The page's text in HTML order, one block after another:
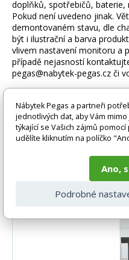
doplňků, spotřebičů, baterie,
Pokud není uvedeno jinak.
demontovaném stavu, dle
být i ilustrační a barva
vlivem nastavení monitoru a
případě nejasností
pegas@nabytek-pegas.cz či
Nábytek Pegas a partneři
jednotlivých dat, aby Vám
týkající se Vašich zájmů
udělíte kliknutím na políčko
Ano,
Podrobné